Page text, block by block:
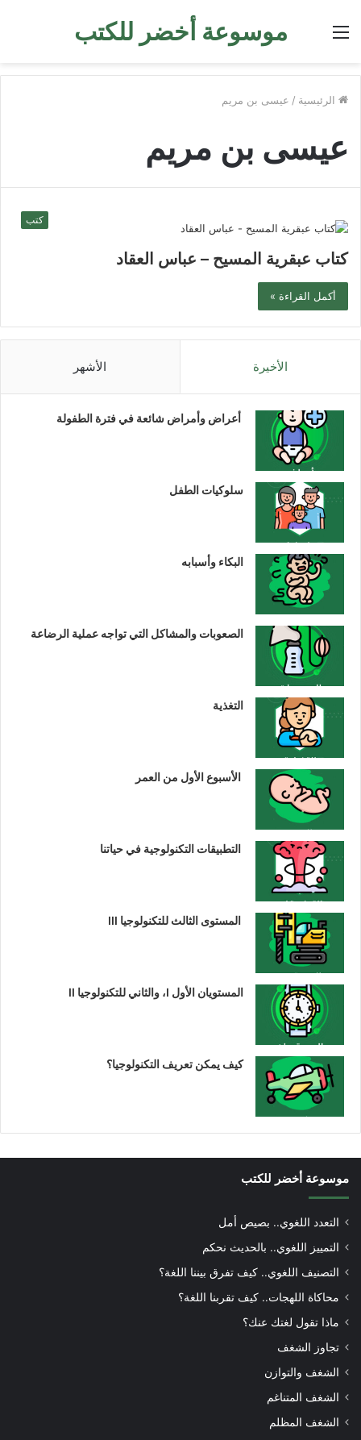
موسوعة أخضر للكتب القائمة
الرئيسية / عيسى بن مريم
عيسى بن مريم
كتب
كتاب عبقرية المسيح – عباس العقاد
أكمل القراءة »
الأخيرة الأشهر
أعراض وأمراض شائعة في فترة الطفولة
سلوكيات الطفل
البكاء وأسبابه
الصعوبات والمشاكل التي تواجه عملية الرضاعة
التغذية
الأسبوع الأول من العمر
التطبيقات التكنولوجية في حياتنا
المستوى الثالث للتكنولوجيا III
المستويان الأول I، والثاني للتكنولوجيا II
كيف يمكن تعريف التكنولوجيا؟
موسوعة أخضر للكتب
التعدد اللغوي.. بصيص أمل
التمييز اللغوي.. بالحديث نحكم
التصنيف اللغوي.. كيف تفرق بيننا اللغة؟
محاكاة اللهجات.. كيف تقربنا اللغة؟
ماذا تقول لغتك عنك؟
تجاوز الشغف
الشغف والتوازن
الشغف المتناغم
الشغف المظلم